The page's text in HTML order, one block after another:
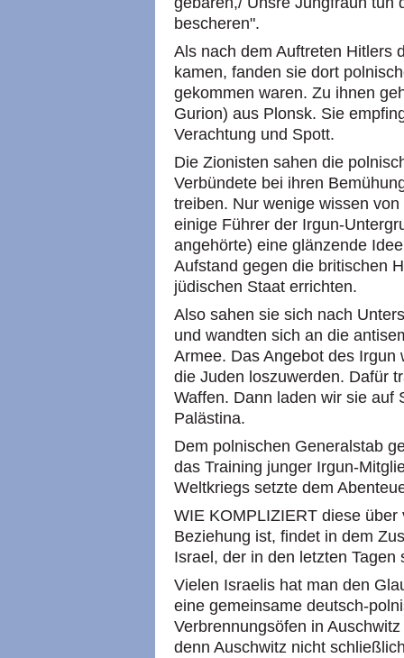
bescheren".
Als nach dem Auftreten Hitlers
kamen, fanden sie dort
gekommen waren. Zu ihnen
Gurion) aus Plonsk. Sie
Verachtung und Spott.
Die Zionisten sahen die
Verbündete bei ihren
treiben. Nur wenige wissen
einige Führer der Irgun-
angehörte) eine glänzende
Aufstand gegen die britischen
jüdischen Staat errichten.
Also sahen sie sich nach
und wandten sich an die
Armee. Das Angebot des
die Juden loszuwerden. Dafür
Waffen. Dann laden wir sie auf
Palästina.
Dem polnischen Generalstab
das Training junger Irgun-
Weltkriegs setzte dem
WIE KOMPLIZIERT diese
Beziehung ist, findet in dem
Israel, der in den letzten
Vielen Israelis hat man den
eine gemeinsame deutsch-
Verbrennungsöfen in
denn Auschwitz nicht